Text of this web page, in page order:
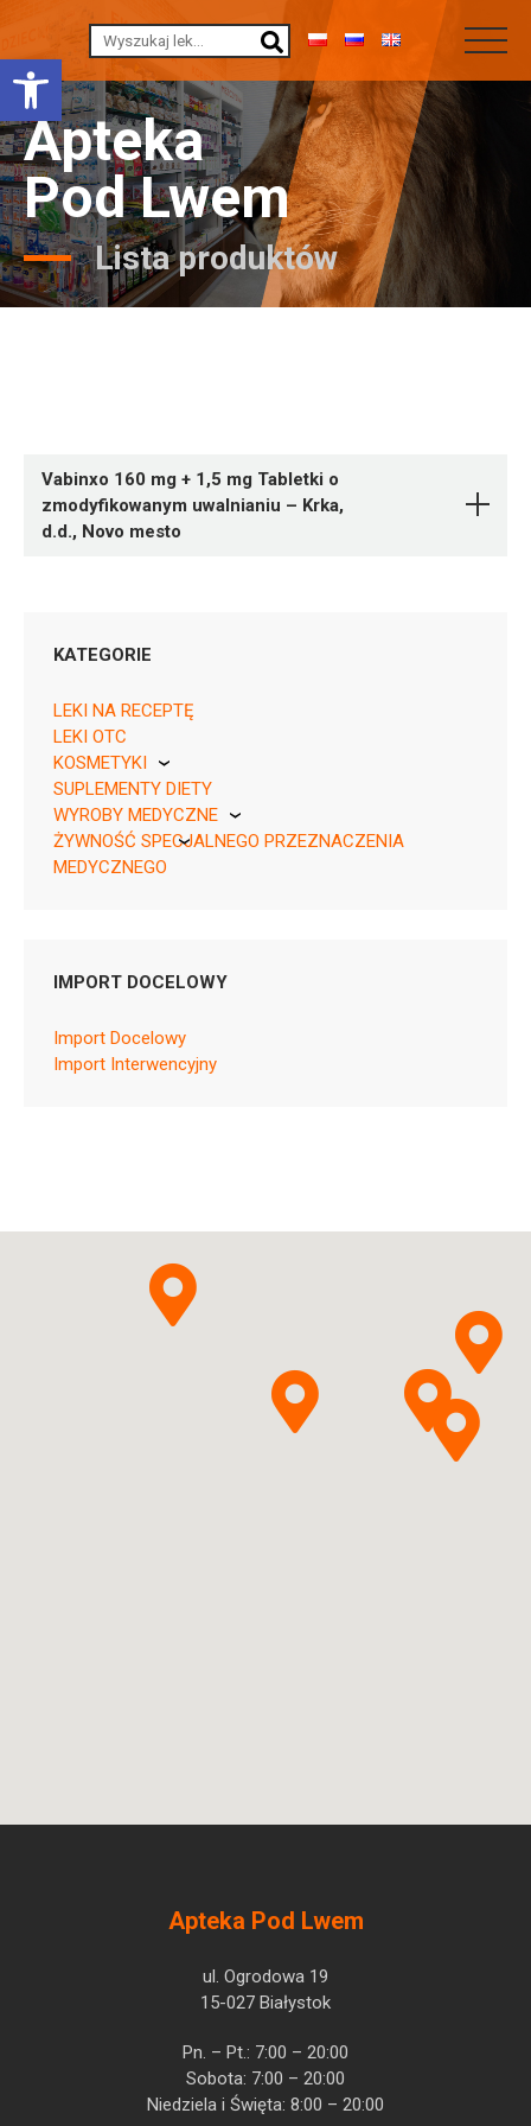
Otwórz pasek narzędzi
Apteka
Pod Lwem
Lista produktów
Vabinxo 160 mg + 1,5 mg Tabletki o
zmodyfikowanym uwalnianiu – Krka,
d.d., Novo mesto
03838989768560 ¦ Rp ¦ 157240
30 tabl.
03838989768577 ¦ Rp ¦ 157241
Krka, d.d., Novo mesto
KATEGORIE
LEKI NA RECEPTĘ
LEKI OTC
KOSMETYKI
Pierre Fabre
SUPLEMENTY DIETY
WYROBY MEDYCZNE
KikGel
ŻYWNOŚĆ SPECJALNEGO PRZEZNACZENIA
MEDYCZNEGO
IMPORT DOCELOWY
Import Docelowy
Import Interwencyjny
Apteka Pod Lwem
ul. Ogrodowa 19
15-027 Białystok
Pn. – Pt.: 7:00 – 20:00
Sobota: 7:00 – 20:00
Niedziela i Święta: 8:00 – 20:00